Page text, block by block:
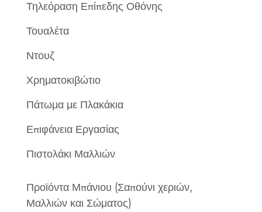
Τηλεόραση Επίπεδης Οθόνης
Τουαλέτα
Ντουζ
Χρηματοκιβώτιο
Πάτωμα με Πλακάκια
Επιφάνεια Εργασίας
Πιστολάκι Μαλλιών
Προϊόντα Μπάνιου (Σαπούνι χεριών,
Μαλλιών και Σώματος)